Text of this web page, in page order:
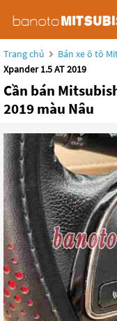
Trang chủ Bán xe ô tô
Xpander 1.5 AT 2019
Cần bán
2019 màu Nâu